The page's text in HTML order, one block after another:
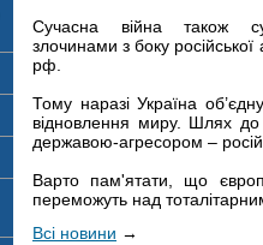
Сучасна війна також
злочинами з боку російської
рф.
Тому наразі Україна
відновлення миру. Шлях
державою-агресором –
Варто пам'ятати, що
переможуть над
Всі новини →